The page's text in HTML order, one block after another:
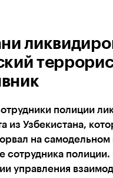
полиции
из Узбекистана,
на
сотрудника
управления